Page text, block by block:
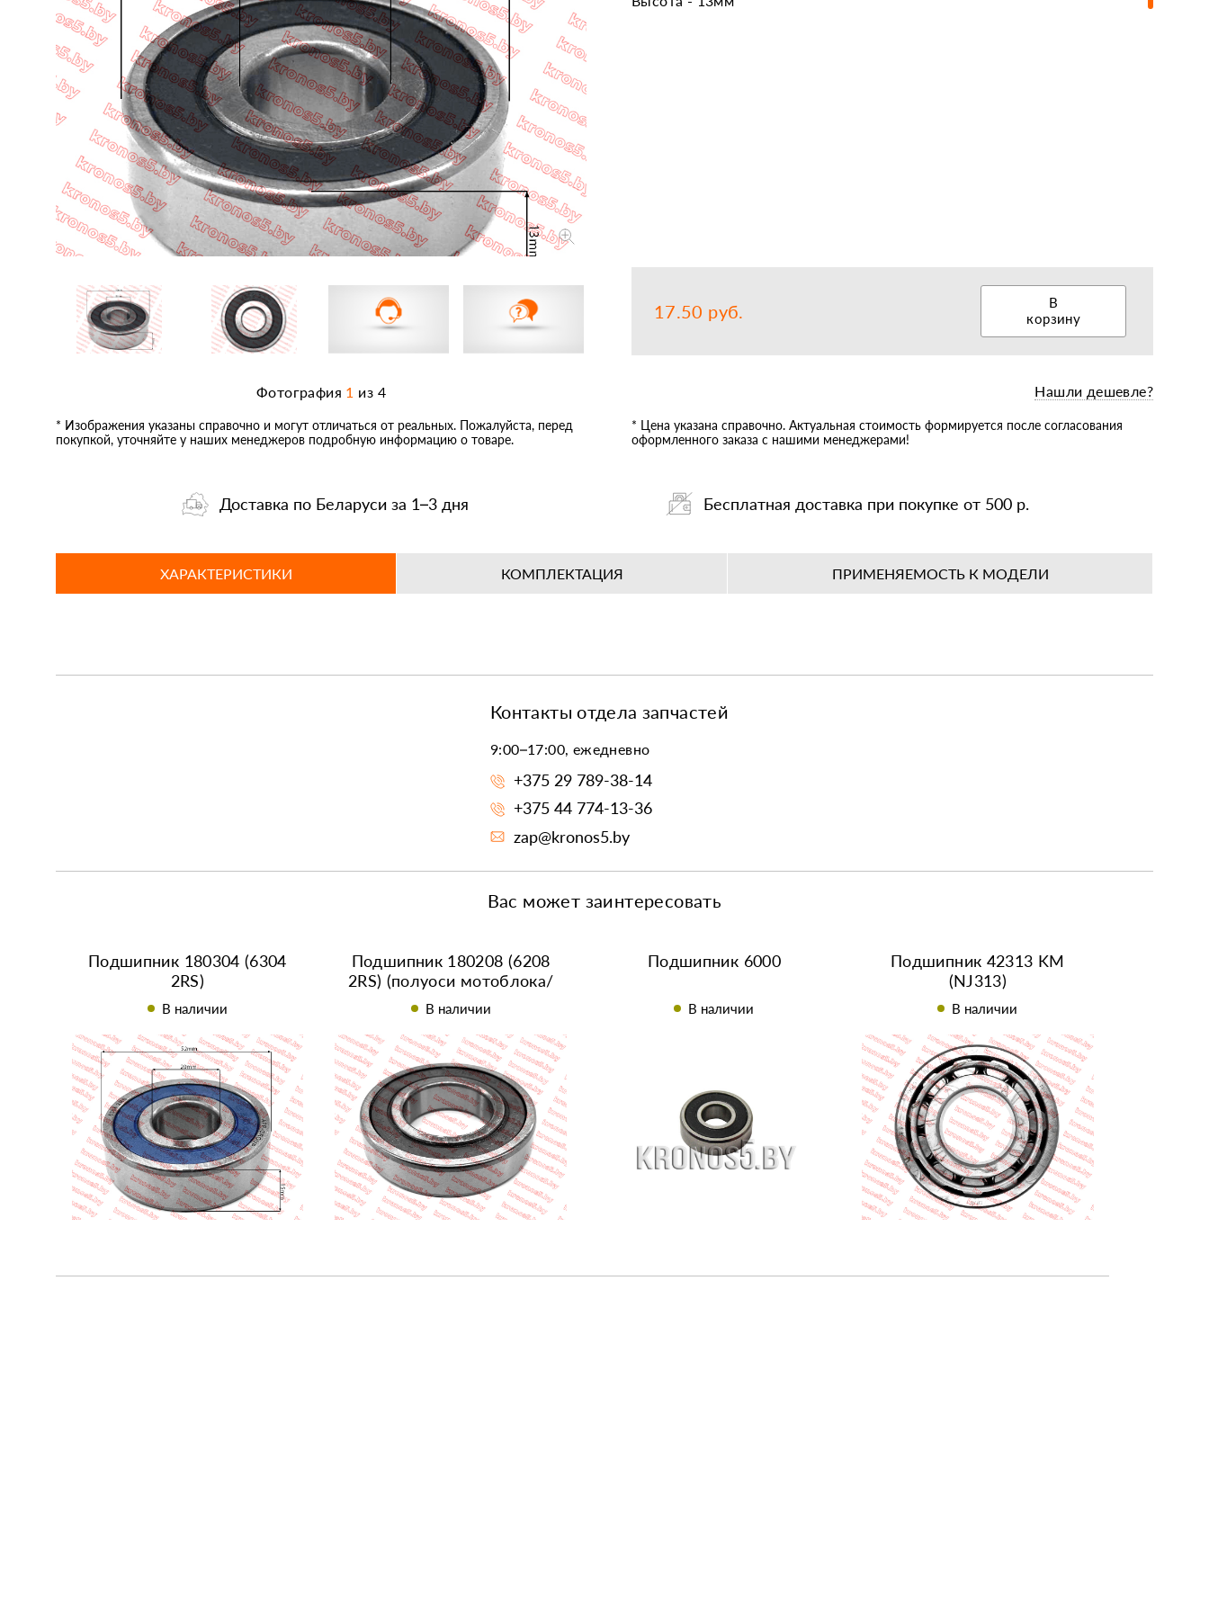
Фотография 1 из 4
* Изображения указаны справочно и могут отличаться от реальных. Пожалуйста, перед
покупкой, уточняйте у наших менеджеров подробную информацию о товаре.
17.50 руб.
В
корзину
Нашли дешевле?
* Цена указана справочно. Актуальная стоимость формируется после согласования
оформленного заказа с нашими менеджерами!
Доставка по Беларуси за 1–3 дня Бесплатная доставка при покупке от 500 р.
ХАРАКТЕРИСТИКИ КОМПЛЕКТАЦИЯ ПРИМЕНЯЕМОСТЬ К МОДЕЛИ
Контакты отдела запчастей
9:00–17:00, ежедневно
+375 29 789-38-14
+375 44 774-13-36
zap@kronos5.by
Вас может заинтересовать
Подшипник 180304 (6304
2RS)
В наличии
Подшипник 180208 (6208
2RS) (полуоси мотоблока/
минитрактора)
В наличии
Подшипник 6000
В наличии
Подшипник 42313 KM
(NJ313)
В наличии